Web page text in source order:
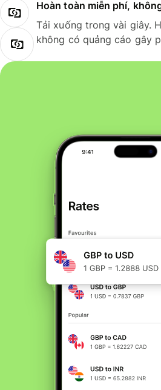
Hoàn toàn miễn phí,
Tải xuống trong vài giây.
không có quảng cáo gây